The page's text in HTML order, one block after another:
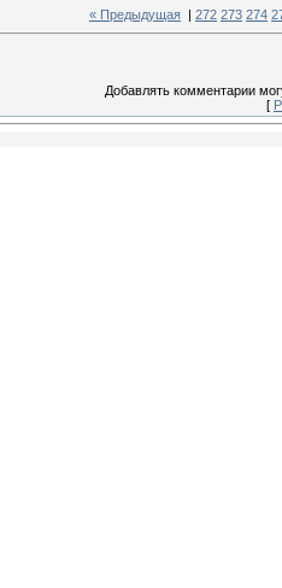
« Предыдущая 272 273 274
Добавлять комментарии
[